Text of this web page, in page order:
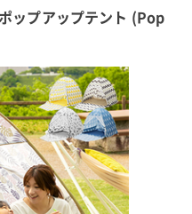
ップアップテント (Pop